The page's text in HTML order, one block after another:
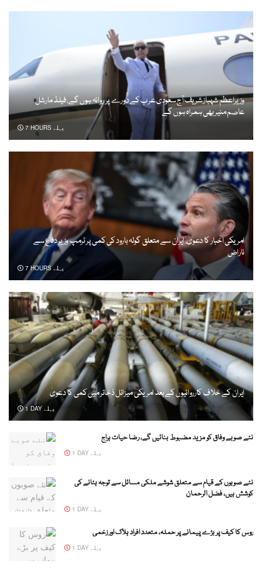
وزیراعظم شہباز شریف آج سعودی عرب کے دورے پر روانہ ہوں گے، فیلڈ مارشل
عاصم منیر بھی ہمراہ ہوں گے
7 HOURS پہلے
امریکی اخبار کا دعویٰ، ایران سے متعلق گولہ بارود کی کمی پر ٹرمپ وزیرِ دفاع سے
ناراض
7 HOURS پہلے
ایران کے خلاف کارروائیوں کے بعد امریکی میزائل ذخائر میں کمی کا دعویٰ
1 DAY پہلے
نئے صوبے وفاق کو مزید مضبوط بنائیں گے، رضا حیات ہراج
1 DAY پہلے
نئے صوبوں کے قیام سے متعلق شوشے ملکی مسائل سے توجہ ہٹانے کی
کوشش ہیں، فضل الرحمان
1 DAY پہلے
روس کا کیف پر بڑے پیمانے پر حملہ، متعدد افراد ہلاک اور زخمی
1 DAY پہلے